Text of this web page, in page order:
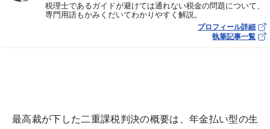
税理士であるガイドが避けては通れない税金の問題について、
専門用語もかみくだいてわかりやすく解説。
プロフィール詳細
執筆記事一覧
最高裁が下した二重課税判決の概要は、年金払い型の生